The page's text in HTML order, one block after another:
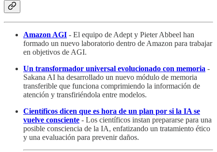
Amazon AGI - El equipo de Adept y Pieter Abbeel han
formado un nuevo laboratorio dentro de Amazon para trabajar
en objetivos de AGI.
Un transformador universal evolucionado con memoria -
Sakana AI ha desarrollado un nuevo módulo de memoria
transferible que funciona comprimiendo la información de
atención y transfiriéndola entre modelos.
Científicos dicen que es hora de un plan por si la IA se
vuelve consciente - Los científicos instan prepararse para una
posible consciencia de la IA, enfatizando un tratamiento ético
y una evaluación para prevenir daños.